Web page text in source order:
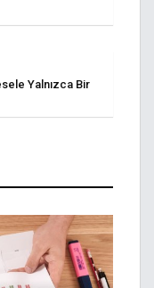
Yalnızca Bir